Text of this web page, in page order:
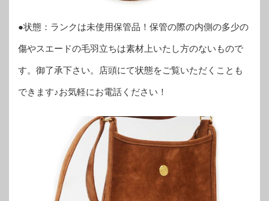
●状態：ランクは未使用保管品！保管の際の内側の多少の
傷やスエードの毛羽立ちは素材上いたし方のないもので
す。御了承下さい。店頭にて状態をご覧いただくことも
できます♪お気軽にお電話ください！